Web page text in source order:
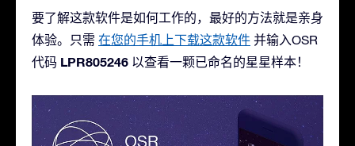
要了解这款软件是如何工作的，最好的方法就是亲身
体验。只需 在您的手机上下载这款软件 并输入OSR
代码 LPR805246 以查看一颗已命名的星星样本！